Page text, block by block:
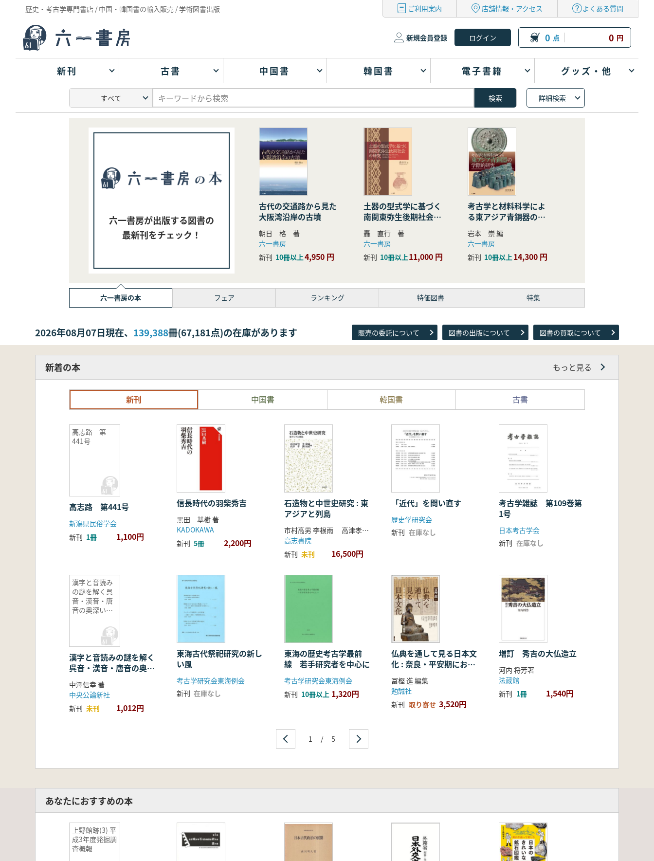
歴史・考古学専門書店 / 中国・韓国書の輸入販売 / 学術図書出版 ご利用案内 店舗情報・アクセス よくある質問
新規会員登録 0 点 0 円
新刊 古書 中国書 韓国書 電子書籍 グッズ・他
詳細検索
六一書房が出版する図書の
最新刊をチェック！
古代の交通路から見た
大阪湾沿岸の古墳
朝日 格 著
六一書房
新刊 10冊以上4,950 円
土器の型式学に基づく
南関東弥生後期社会の
研究
轟 直行 著
六一書房
新刊 10冊以上11,000 円
考古学と材料科学によ
る東アジア青銅器の学
際的研究
岩本 崇 編
六一書房
新刊 10冊以上14,300 円
六一書房の本 フェア ランキング 特価図書 特集
2026年08月07日現在、 139,388冊(67,181点)の在庫があります 販売の委託について 図書の出版について 図書の買取について
新着の本 もっと見る
新刊 中国書 韓国書 古書
高志路 第
441号
高志路 第441号
新潟県民俗学会
新刊 1冊 1,100円
信長時代の羽柴秀吉
黒田 基樹 著
KADOKAWA
新刊 5冊 2,200円
石造物と中世史研究 : 東
アジアと列島
市村高男 李根雨 高津孝 劉恒武 編
高志書院
新刊 未刊 16,500円
「近代」を問い直す
歴史学研究会
新刊 在庫なし
考古学雑誌 第109巻第
1号
日本考古学会
新刊 在庫なし
漢字と音読み
の謎を解く呉
音・漢音・唐
音の奥深い世
漢字と音読みの謎を解く
呉音・漢音・唐音の奥深
い世界
中澤信幸 著
中央公論新社
新刊 未刊 1,012円
東海古代祭祀研究の新し
い風
考古学研究会東海例会
新刊 在庫なし
東海の歴史考古学最前
線 若手研究者を中心に
考古学研究会東海例会
新刊 10冊以上 1,320円
仏典を通して見る日本文
化 : 奈良・平安期におけ
る仏教の受容・融合・展
開
冨樫 進 編集
勉誠社
新刊 取り寄せ 3,520円
増訂 秀吉の大仏造立
河内 将芳著
法蔵館
新刊 1冊 1,540円
1 / 5
あなたにおすすめの本
上野館跡(3) 平
成3年度発掘調
査概報